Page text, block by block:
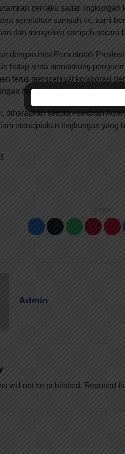
perilaku sadar lingkungan
pemilahan sampah ini, kami
dan mengelola sampah secara
dengan misi Pemerintah
hidup serta mendukung
terus memperkuat kolaborasi
berjalan lebih masif dan
diharapkan sekolah-sekolah
menciptakan lingkungan yang
Share:
Admin
will not be published. Required